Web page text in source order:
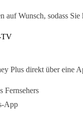
auf Wunsch, sodass
TV
Plus direkt über eine
Fernsehers
App